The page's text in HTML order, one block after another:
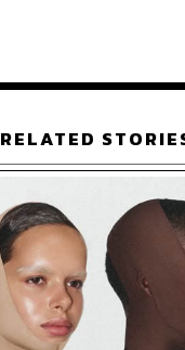
ABOUT THE
Beauty Editor | THE
RELATED